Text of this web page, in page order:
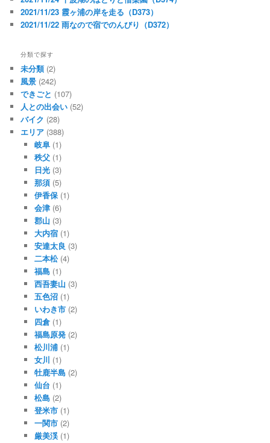
2021/11/23 霞ヶ浦の岸を走る（D373）
2021/11/22 雨なので宿でのんびり（D372）
分類で探す
未分類(2)
風景 (242)
できごと (107)
人との出会い (52)
バイク (28)
エリア (388)
岐阜(1)
秩父(1)
日光(3)
那須(5)
伊香保(1)
会津(6)
郡山 (3)
大内宿(1)
安達太良 (3)
二本松(4)
福島(1)
西吾妻山 (3)
五色沼(1)
いわき市(2)
四倉(1)
福島原発(2)
松川浦(1)
女川 (1)
牡鹿半島(2)
仙台 (1)
松島(2)
登米市(1)
一関市(2)
厳美渓(1)